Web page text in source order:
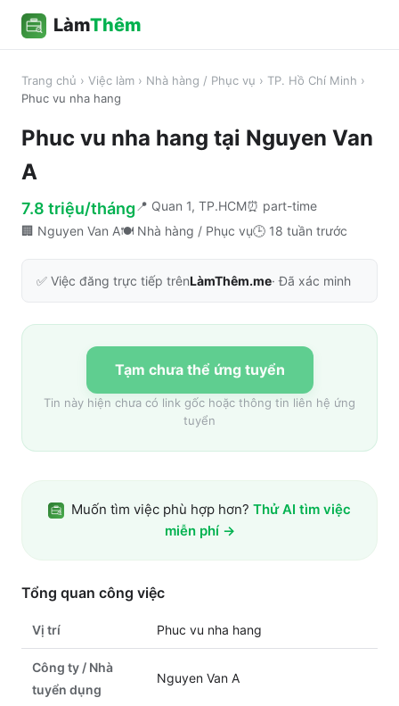
LàmThêm
Trang chủ › Việc làm › Nhà hàng / Phục vụ › TP. Hồ Chí Minh ›
Phuc vu nha hang
Phuc vu nha hang tại Nguyen Van
A
7.8 triệu/tháng 📍 Quan 1, TP.HCM⏰ part-time
🏢 Nguyen Van A🍽️ Nhà hàng / Phục vụ🕒 18 tuần trước
✅ Việc đăng trực tiếp trênLàmThêm.me· Đã xác minh
Tạm chưa thể ứng tuyển
Tin này hiện chưa có link gốc hoặc thông tin liên hệ ứng
tuyển
Muốn tìm việc phù hợp hơn? Thử AI tìm việc
miễn phí →
Tổng quan công việc
Vị trí Phuc vu nha hang
Công ty / Nhà
tuyển dụng
Nguyen Van A